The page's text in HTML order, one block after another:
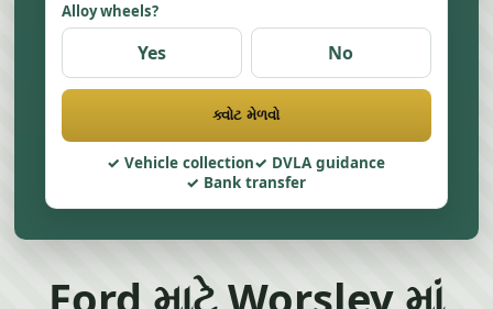
Alloy wheels?
Yes No
ક્વોટ મેળવો
Vehicle collection
DVLA guidance
Bank transfer
Ford માટે Worsley માં